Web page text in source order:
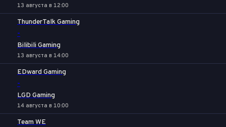
13 августа в 12:00
ThunderTalk Gaming
-
Bilibili Gaming
13 августа в 14:00
EDward Gaming
-
LGD Gaming
14 августа в 10:00
Team WE